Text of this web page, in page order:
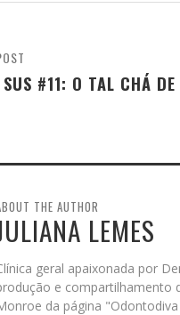
#11: O TAL CHÁ DE
THE AUTHOR
LEMES
geral apaixonada por
e compartilhamento
da página